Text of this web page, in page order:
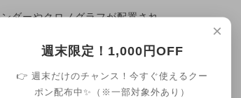
ダーやクロノグラフが配置され
たブラック&シルバーのツート
イン/ミラー仕上げを組み合わせ
た。デザイン・機能・コストパフ
り紙付きの逸品です。
×
週末限定！1,000円OFF
👉 週末だけのチャンス！今すぐ使えるクー
ポン配布中✨（※一部対象外あり）